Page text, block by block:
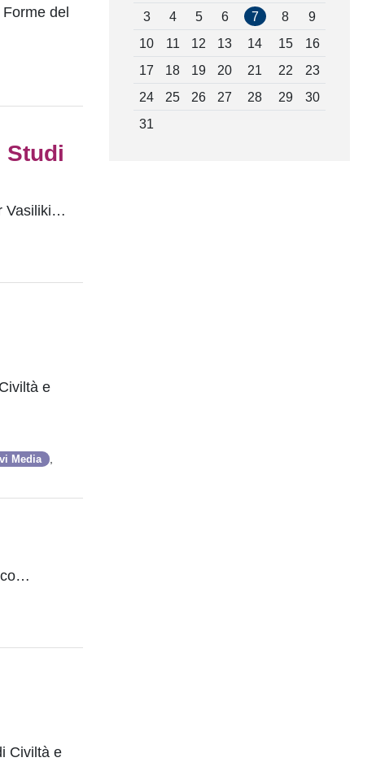
del
Studi
Vasiliki…
e
Media ,
Civiltà e
3
4 5 6 7 8
9
10
11 12 13 14 15
16
17
18 19 20 21 22
23
24
25 26 27 28 29
30
31